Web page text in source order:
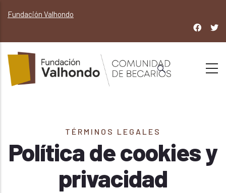
contenido
principal
Fundación Valhondo
TÉRMINOS LEGALES
Política de cookies y
privacidad